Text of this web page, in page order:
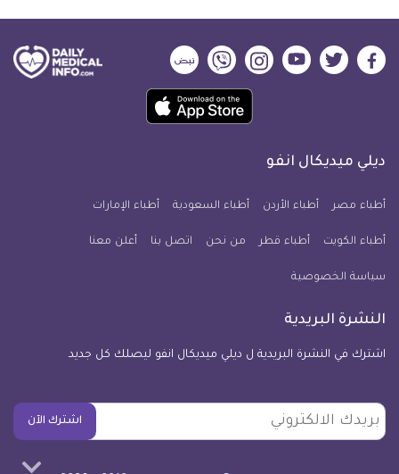
ديلي
فيسبوك
ديلي
تويتر
ديلي
ميديكال
يوتيوب
ديلي
ميديكال
انفو
ديلي
ميديكال
انفو
ديلي
ميديكال
انفو
حمل
تطبيق
معلومة
للآيفون
ديلي ميديكال انفو
أطباء مصر أطباء الأردن أطباء السعودية أطباء الإمارات
أطباء الكويت أطباء قطر من نحن اتصل بنا أعلن معنا
سياسة الخصوصية
النشرة البريدية
اشترك في النشرة البريدية ل ديلي ميديكال انفو ليصلك كل جديد
بريدك
الالكتروني
اشترك الآن